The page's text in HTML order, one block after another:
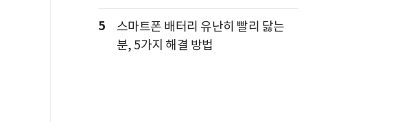
5
스마트폰 배터리 유난히 빨리 닳는
분, 5가지 해결 방법